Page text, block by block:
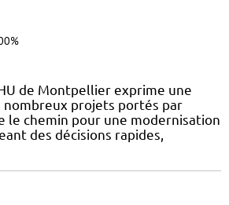
de Montpellier exprime une
projets portés par
le chemin pour une modernisation
des décisions rapides,